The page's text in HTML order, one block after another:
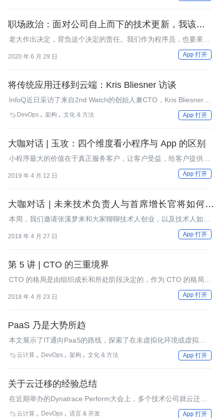
职场政治：面对公司自上而下的技术更新，我该怎么
办？
老大作出决定，背负这个决定的责任。我们作为程序员，也要果断
2020 年 6 月 29 日 App 打开
将传统应用迁移到云端：Kris Bliesner 访谈
InfoQ近日采访了来自2nd Watch的创始人兼CTO，Kris Bliesner，
Bliesner曾在迁移传统应用到云中的开发有着丰富的经验。在采访
中Bliesner提到了迁移应用到云中的常见挑战，并讨论了建议的流
 DevOps 架构 文化 & 方法 App 打开
大咖对话 | 玉攻：四个维度看小程序与 App 的区别
小程序最大的价值在于真正服务客户，让客户受益，给客户提供更
2019 年 4 月 12 日 App 打开
大咖对话 | 未来技术负责人与首席增长官将如何协
作？
本周，我们邀请张溪梦来和大家聊聊技术人创业，以及技术人如何
2018 年 4 月 27 日 App 打开
第 5 讲 | CTO 的三重境界
CTO 的格局是由组织成长和所处阶段决定的，作为 CTO 的格局可
2018 年 4 月 23 日 App 打开
PaaS 乃是大势所趋
本文展示了IT通向PaaS的路线，探索了在未虚拟化环境或虚拟化
环境中选择和使用PaaS的步骤。
云计算 DevOps 架构 文化 & 方法 App 打开
关于云迁移的经验总结
在近期举办的Dynatrace Perform大会上，多个技术公司就云迁移
话题进行了探讨，并获得了一些关键发现。
云计算 DevOps 语言 & 开发 App 打开